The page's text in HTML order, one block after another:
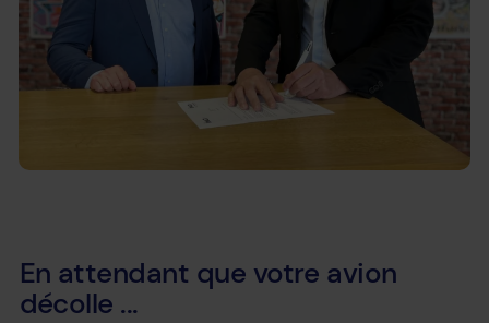
En attendant que votre avion
décolle ...